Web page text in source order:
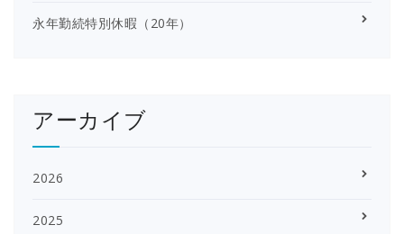
永年勤続特別休暇（20年）
アーカイブ
2026
2025